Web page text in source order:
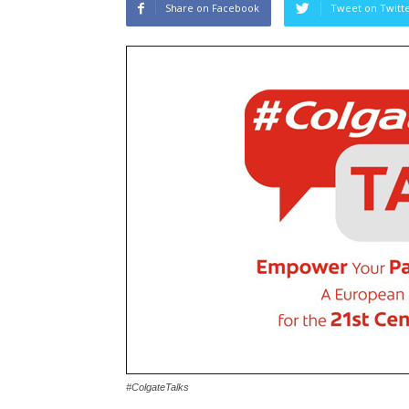
Share on Facebook Tweet on
#ColgateTalks